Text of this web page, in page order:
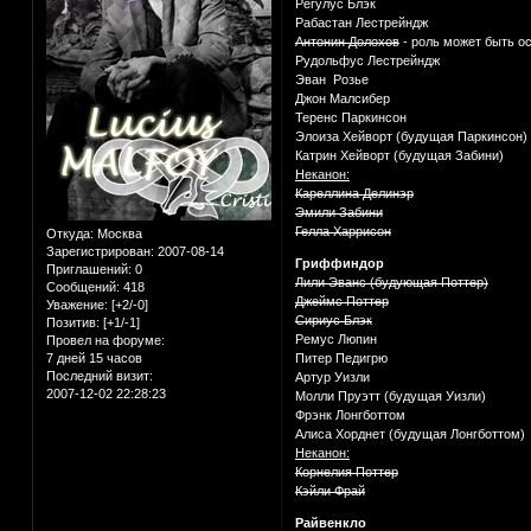
Откуда: Москва
Зарегистрирован: 2007-08-14
Приглашений: 0
Сообщений: 418
Уважение: [+2/-0]
Позитив: [+1/-1]
Провел на форуме:
7 дней 15 часов
Последний визит:
2007-12-02 22:28:23
Регулус Блэк
Рабастан Лестрейндж
Антонин Долохов- роль может быть
Рудольфус Лестрейндж
Эван Розье
Джон Малсибер
Теренс Паркинсон
Элоиза Хейворт (будущая Паркинсон)
Катрин Хейворт (будущая Забини)
Неканон:
Кареллина Делинэр
Эмили Забини
Гелла Харрисон
Гриффиндор
Лили Эванс (будующая Поттер)
Джеймс Поттер
Сириус Блэк
Ремус Люпин
Питер Педигрю
Артур Уизли
Молли Пруэтт (будущая Уизли)
Фрэнк Лонгботтом
Алиса Хорднет (будущая Лонгботтом)
Неканон:
Корнелия Поттер
Кэйли Фрай
Райвенкло